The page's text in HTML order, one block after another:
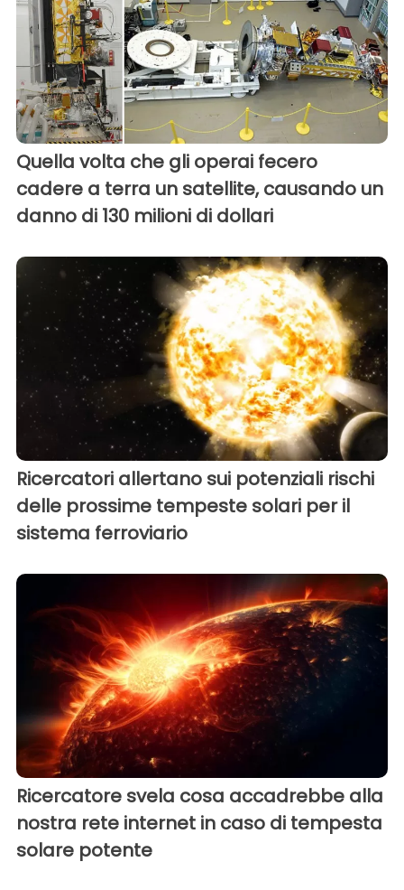
Quella volta che gli operai fecero
cadere a terra un satellite, causando un
danno di 130 milioni di dollari
Ricercatori allertano sui potenziali rischi
delle prossime tempeste solari per il
sistema ferroviario
Ricercatore svela cosa accadrebbe alla
nostra rete internet in caso di tempesta
solare potente